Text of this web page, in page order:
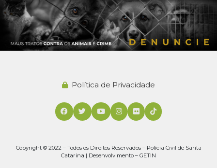
Política de Privacidade
Copyright © 2022 – Todos os Direitos Reservados – Polícia Civil de Santa
Catarina | Desenvolvimento – GETIN